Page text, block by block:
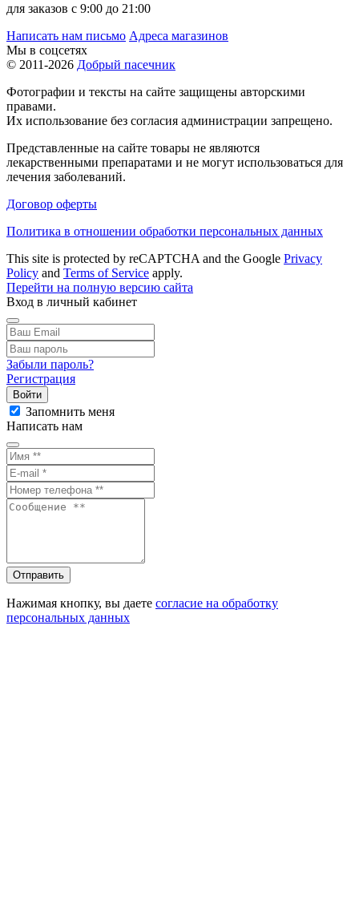
для заказов с 9:00 до 21:00
Написать нам письмо Адреса магазинов
Мы в соцсетях
© 2011-2026 Добрый пасечник
Фотографии и тексты на сайте защищены авторскими
правами.
Их использование без согласия администрации запрещено.
Представленные на сайте товары не являются
лекарственными препаратами и не могут использоваться для
лечения заболеваний.
Договор оферты
Политика в отношении обработки персональных данных
This site is protected by reCAPTCHA and the Google Privacy
Policy and Terms of Service apply.
Перейти на полную версию сайта
Вход в личный кабинет
Забыли пароль?
Регистрация
Войти
Запомнить меня
Написать нам
Отправить
Нажимая кнопку, вы даете согласие на обработку
персональных данных